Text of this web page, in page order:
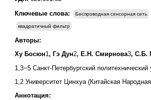
Ключевые слова:
Беспроводная сенсорная сеть
квадратичный фильтр
Авторы:
Ху Босюн1, Гэ Дун2, Е.Н. Смирнова3, С.Б.
1,3−5 Санкт-Петербургский
1,2 Университет Цинхуа (Китайская
Аннотация: